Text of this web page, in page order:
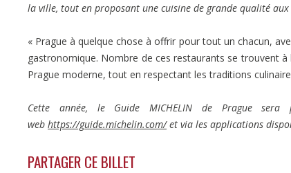
la ville, tout en proposant une cuisine de grande qualité aux
« Prague à quelque chose à offrir pour tout un chacun,
gastronomique. Nombre de ces restaurants se trouvent
Prague moderne, tout en respectant les traditions
Cette année, le Guide MICHELIN de Prague
web https://guide.michelin.com/et via les applications
PARTAGER CE BILLET